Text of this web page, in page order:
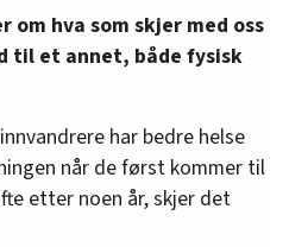
om hva som skjer med oss
til et annet, både fysisk
har bedre helse
når de først kommer til
etter noen år, skjer det